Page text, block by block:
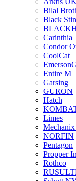
Arktis UK
Bilal
Black
Carinthia
Condor
CoolCat
Entire M
Garsing
GURON
Hatch
Limes
Mechanix
NORFIN
Pentagon
Propper
Rothco